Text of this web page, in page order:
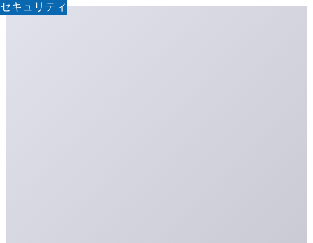
セキュリティ
セキュリティ
セキュリティ
セキュリティ
セキュリティ
セキュリティ
セキュリティ
セキュリティ
セキュリティ